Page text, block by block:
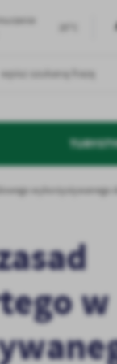
wykorzystywanego
w